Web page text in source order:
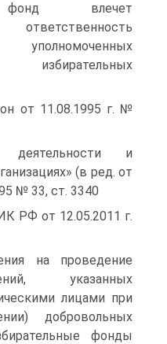
фонд влечет
избирательных
от 11.08.1995 г. №
деятельности и
(в ред. от
№ 33, ст. 3340
РФ от 12.05.2011 г.
на проведение
указанных
лицами при
добровольных
фонды